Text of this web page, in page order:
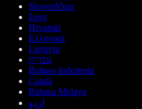
Slovenščina
Eesti
Hrvatski
Ελληνικά
Lietuvių
עברית
Bahasa Indonesia
Català
Bahasa Melayu
اردو